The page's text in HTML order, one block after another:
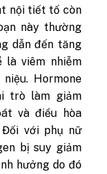
nội tiết tố còn
này thường
dẫn đến tăng
là viêm nhiễm
Hormone
trò làm giảm
và điều hòa
với phụ nữ
bị suy giảm
hưởng do đó